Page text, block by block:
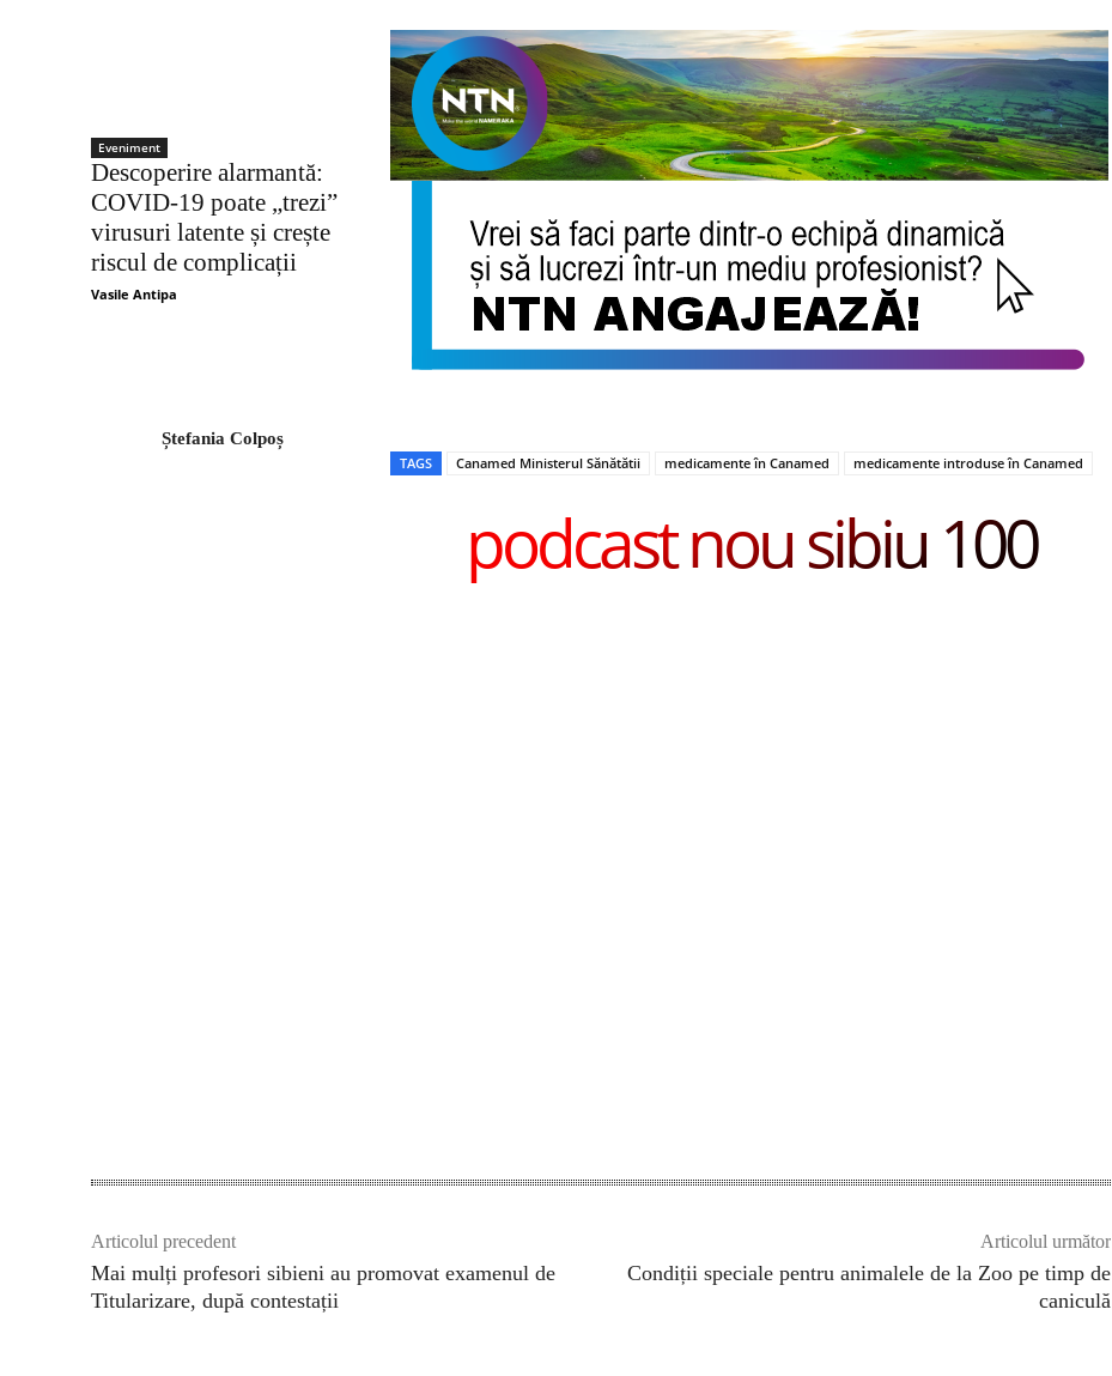
Eveniment
Descoperire alarmantă:
COVID-19 poate „trezi”
virusuri latente și crește
riscul de complicații
Vasile Antipa
Ștefania Colpoș
TAGS Canamed Ministerul Sănătătii medicamente în Canamed medicamente introduse în Canamed
podcast nou sibiu 100
Articolul precedent
Mai mulți profesori sibieni au promovat examenul de
Titularizare, după contestații
Articolul următor
Condiții speciale pentru animalele de la Zoo pe timp de
caniculă